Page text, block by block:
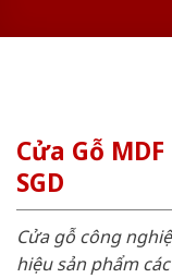
Cửa Gỗ
SGD
Cửa gỗ công
hiệu sản phẩm